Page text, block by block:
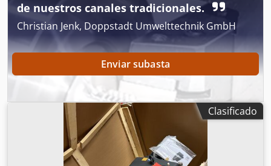
de nuestros canales tradicionales.
Christian Jenk, Doppstadt Umwelttechnik GmbH
Enviar subasta
Clasificado